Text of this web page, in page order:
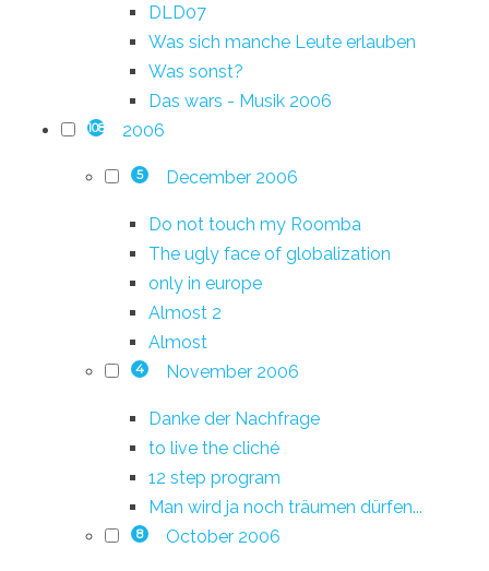
DLD07
Was sich manche Leute erlauben
Was sonst?
Das wars - Musik 2006
108 2006
5 December 2006
Do not touch my Roomba
The ugly face of globalization
only in europe
Almost 2
Almost
4 November 2006
Danke der Nachfrage
to live the cliché
12 step program
Man wird ja noch träumen dürfen...
8 October 2006